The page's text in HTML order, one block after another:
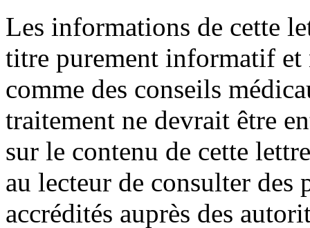
Les informations de cette
titre purement informatif et
comme des conseils
traitement ne devrait être
sur le contenu de cette
au lecteur de consulter des
accrédités auprès des